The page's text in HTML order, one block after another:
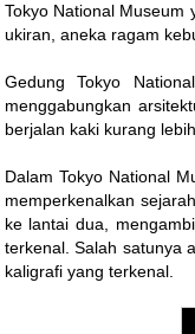
Tokyo National Museum
ukiran, aneka ragam
Gedung Tokyo
menggabungkan
berjalan kaki kurang
Dalam Tokyo National
memperkenalkan
ke lantai dua,
terkenal. Salah satunya
kaligrafi yang terkenal.